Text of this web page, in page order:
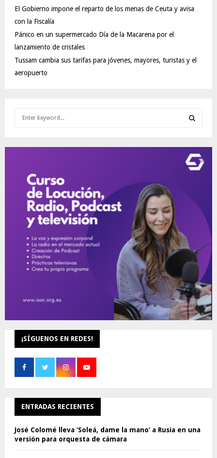
El Gobierno impone el reparto de los menas de Ceuta y avisa
con la Fiscalía
Pánico en un supermercado Día de la Macarena por el
lanzamiento de cristales
Tussam cambia sus tarifas para jóvenes, mayores, turistas y el
aeropuerto
E
¡SÍGUENOS EN REDES!
ENTRADAS RECIENTES
José Colomé lleva ‘Soleá, dame la mano’ a Rusia en una
versión para orquesta de cámara